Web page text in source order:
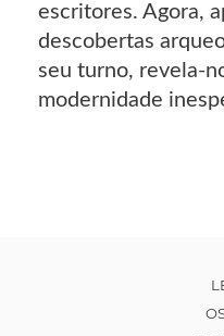
escritores. Agora,
descobertas
seu turno, revela-
modernidade